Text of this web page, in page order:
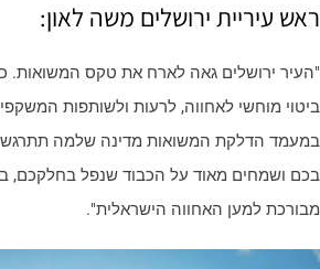
עיריית ירושלים משה לאון:
ירושלים גאה לארח את טקס המשואות.
מוחשי לאחווה, לרעות ולשותפות
הדלקת המשואות מדינה שלמה תתרגש
ושמחים מאוד על הכבוד שנפל בחלקכם,
למען האחווה הישראלית".